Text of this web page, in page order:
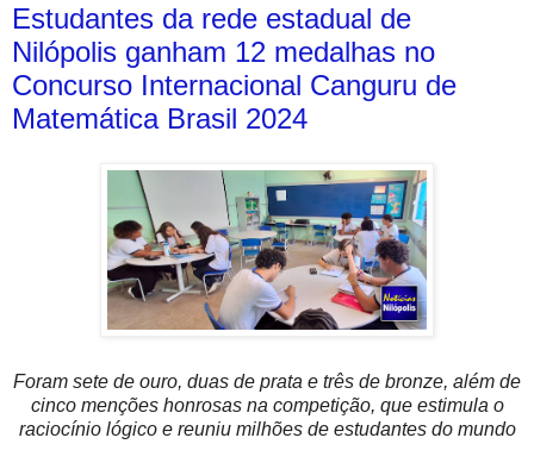
Estudantes da rede estadual de
Nilópolis ganham 12 medalhas no
Concurso Internacional Canguru de
Matemática Brasil 2024
Foram sete de ouro, duas de prata e três de bronze, além de
cinco menções honrosas na competição, que estimula o
raciocínio lógico e reuniu milhões de estudantes do mundo